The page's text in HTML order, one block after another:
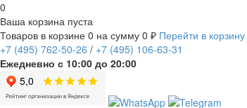
0
Ваша корзина пуста
Товаров в корзине 0 на сумму 0 ₽ Перейти в корзину
+7 (495) 762-50-26 / +7 (495) 106-63-31
Ежедневно с 10:00 до 20:00